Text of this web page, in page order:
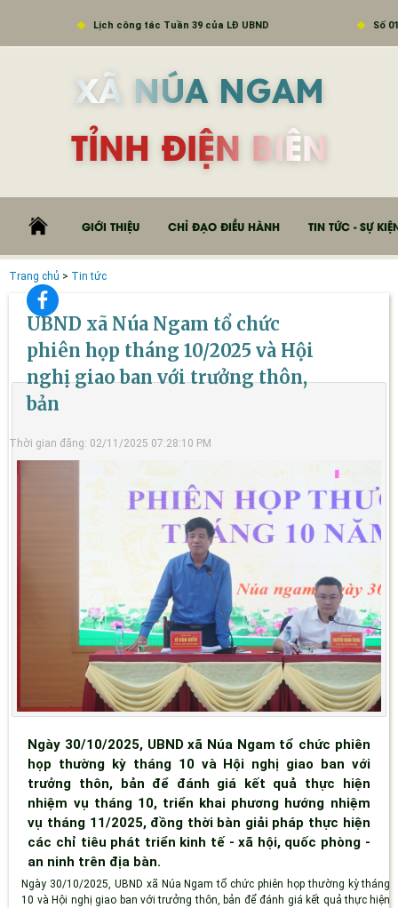
Lịch công tác Tuần 39 của LĐ UBND Số 01/CTr-HĐND
XÃ NÚA NGAM
TỈNH ĐIỆN BIÊN
GIỚI THIỆU CHỈ ĐẠO ĐIỀU HÀNH TIN TỨC - SỰ
Trang chủ > Tin tức
UBND xã Núa Ngam tổ chức
phiên họp tháng 10/2025 và Hội
nghị giao ban với trưởng thôn,
bản
Thời gian đăng: 02/11/2025 07:28:10 PM
Ngày 30/10/2025, UBND xã Núa Ngam tổ chức phiên
họp thường kỳ tháng 10 và Hội nghị giao ban với
trưởng thôn, bản để đánh giá kết quả thực hiện
nhiệm vụ tháng 10, triển khai phương hướng nhiệm
vụ tháng 11/2025, đồng thời bàn giải pháp thực hiện
các chỉ tiêu phát triển kinh tế - xã hội, quốc phòng -
an ninh trên địa bàn.
Ngày 30/10/2025, UBND xã Núa Ngam tổ chức phiên họp thường kỳ tháng
10 và Hội nghị giao ban với trưởng thôn, bản để đánh giá kết quả thực hiện